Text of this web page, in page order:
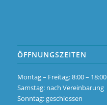
ÖFFNUNGSZEITEN
Montag – Freitag: 8:00 – 18:00
Samstag: nach Vereinbarung
Sonntag: geschlossen